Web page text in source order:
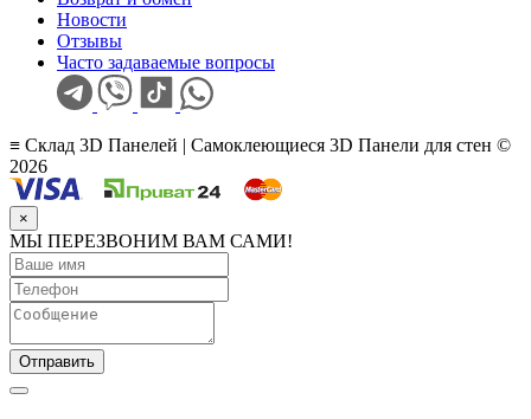
Новости
Отзывы
Часто задаваемые вопросы
≡ Склад 3D Панелей | Самоклеющиеся 3D Панели для стен ©
2026
×
МЫ ПЕРЕЗВОНИМ ВАМ САМИ!
Отправить